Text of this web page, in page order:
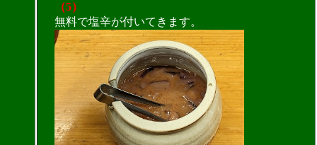
（5）
無料で塩辛が付いてきます。